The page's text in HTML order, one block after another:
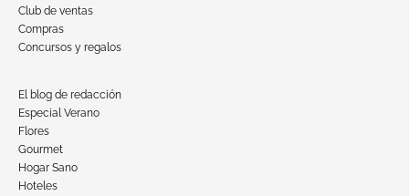
Club de ventas
Compras
Concursos y regalos
El blog de redacción
Especial Verano
Flores
Gourmet
Hogar Sano
Hoteles